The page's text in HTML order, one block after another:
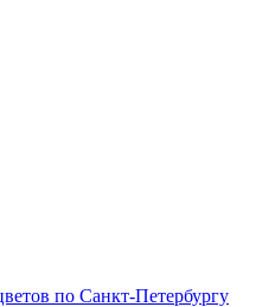
по Санкт-Петербургу